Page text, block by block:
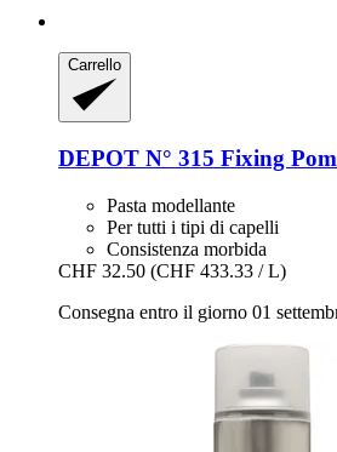
Carrello
DEPOT N° 315 Fixing
Pasta modellante
Per tutti i tipi di capelli
Consistenza morbida
CHF 32.50 (CHF 433.33 / L)
Consegna entro il giorno 01